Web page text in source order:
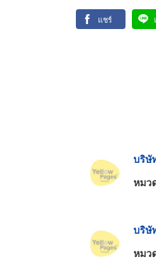
แชร์
บริษั
หมว
บริษั
หมว